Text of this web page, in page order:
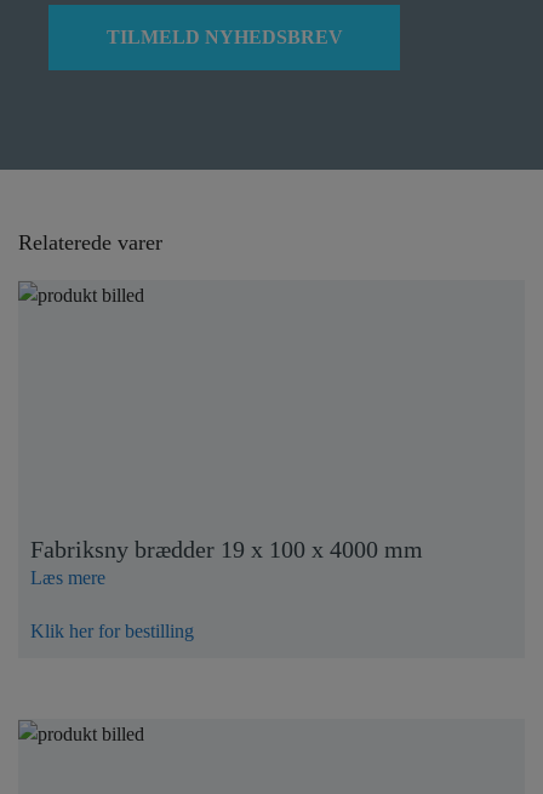
Relaterede varer
Fabriksny brædder 19 x 100 x 4000 mm
Læs mere
Klik her for bestilling